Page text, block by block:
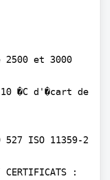
2500 et 3000
�C d'�cart de
527 ISO 11359-2
/ CERTIFICATS :